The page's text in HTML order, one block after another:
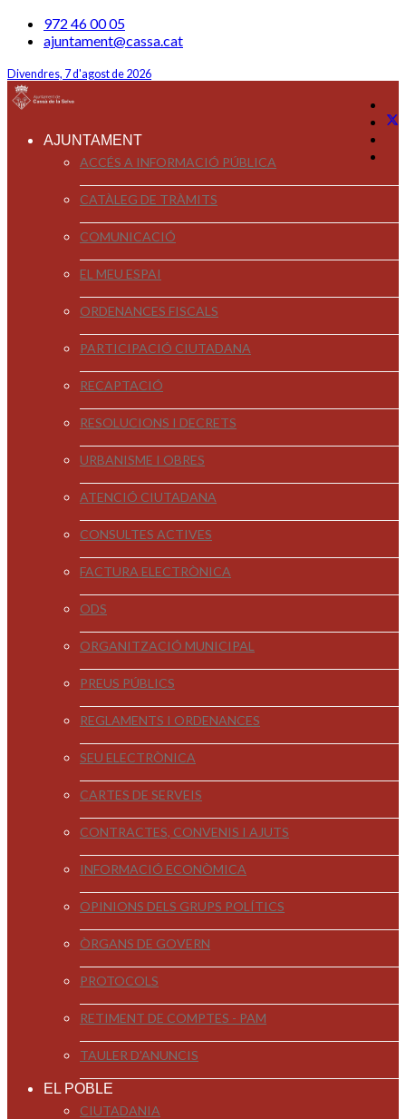
972 46 00 05
ajuntament@cassa.cat
Divendres, 7 d'agost de 2026
AJUNTAMENT
ACCÉS A INFORMACIÓ PÚBLICA
CATÀLEG DE TRÀMITS
COMUNICACIÓ
EL MEU ESPAI
ORDENANCES FISCALS
PARTICIPACIÓ CIUTADANA
RECAPTACIÓ
RESOLUCIONS I DECRETS
URBANISME I OBRES
ATENCIÓ CIUTADANA
CONSULTES ACTIVES
FACTURA ELECTRÒNICA
ODS
ORGANITZACIÓ MUNICIPAL
PREUS PÚBLICS
REGLAMENTS I ORDENANCES
SEU ELECTRÒNICA
CARTES DE SERVEIS
CONTRACTES, CONVENIS I AJUTS
INFORMACIÓ ECONÒMICA
OPINIONS DELS GRUPS POLÍTICS
ÒRGANS DE GOVERN
PROTOCOLS
RETIMENT DE COMPTES - PAM
TAULER D'ANUNCIS
EL POBLE
CIUTADANIA